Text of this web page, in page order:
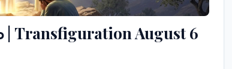
August 6